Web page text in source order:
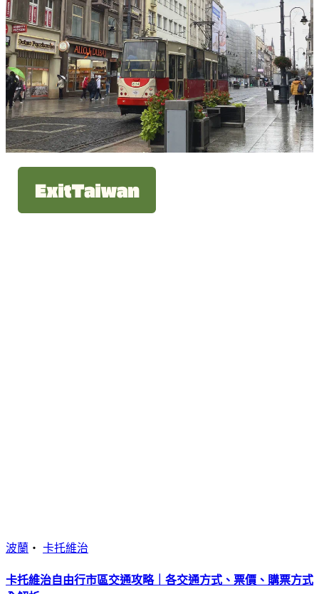
波蘭 ・ 卡托維治
卡托維治自由行市區交通攻略｜各交通方式、票價、購票方式